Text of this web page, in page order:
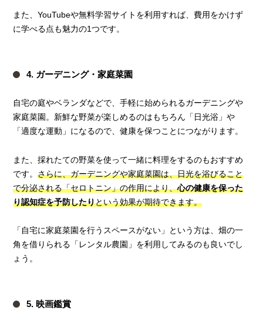
また、YouTubeや無料学習サイトを利用すれば、費用をかけず
に学べる点も魅力の1つです。
4. ガーデニング・家庭菜園
自宅の庭やベランダなどで、手軽に始められるガーデニングや
家庭菜園。新鮮な野菜が楽しめるのはもちろん「日光浴」や
「適度な運動」になるので、健康を保つことにつながります。
また、採れたての野菜を使って一緒に料理をするのもおすすめ
です。さらに、ガーデニングや家庭菜園は、日光を浴びること
で分泌される「セロトニン」の作用により、心の健康を保った
り認知症を予防したりという効果が期待できます。
「自宅に家庭菜園を行うスペースがない」という方は、畑の一
角を借りられる「レンタル農園」を利用してみるのも良いでし
ょう。
5. 映画鑑賞